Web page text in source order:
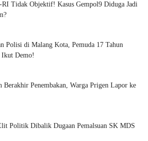
Tidak Objektif! Kasus Gempol9 Diduga Jadi
Polisi di Malang Kota, Pemuda 17 Tahun
Ikut Demo!
Berakhir Penembakan, Warga Prigen Lapor ke
Politik Dibalik Dugaan Pemalsuan SK MDS